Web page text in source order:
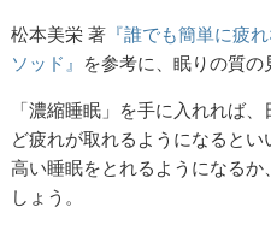
松本美栄 著 『誰でも簡単に疲
ソッド』 を参考に、眠りの質の
「濃縮睡眠」を手に入れれば
ど疲れが取れるようになると
高い睡眠をとれるようになる
しょう。